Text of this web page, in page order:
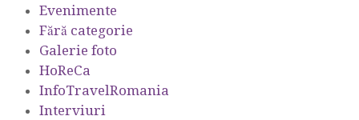
Evenimente
Fără categorie
Galerie foto
HoReCa
InfoTravelRomania
Interviuri